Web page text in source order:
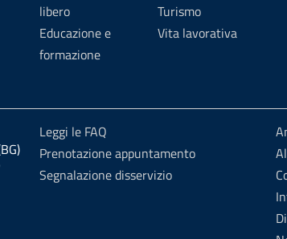
libero
Educazione e
formazione
Turismo
Vita lavorativa
Leggi le FAQ
Prenotazione appuntamento
Segnalazione disservizio